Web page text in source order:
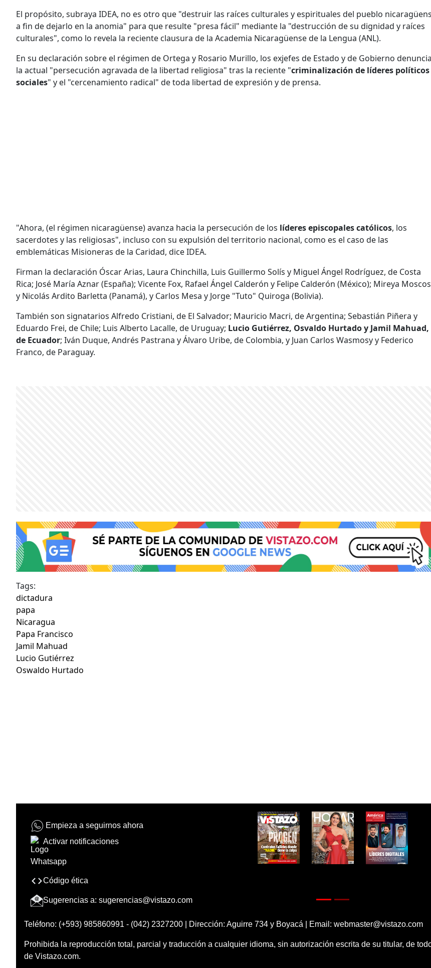
El propósito, subraya IDEA, no es otro que "destruir las raíces culturales y espirituales del pueblo
a fin de dejarlo en la anomia" para que resulte "presa fácil" mediante la "destrucción de su dignidad y raíces
culturales", como lo revela la reciente clausura de la Academia Nicaragüense de la Lengua (ANL).
En su declaración sobre el régimen de Ortega y Rosario Murillo, los exjefes de Estado y de Gobierno
la actual "persecución agravada de la libertad religiosa" tras la reciente "criminalización de líderes políticos
sociales" y el "cercenamiento radical" de toda libertad de expresión y de prensa.
"Ahora, (el régimen nicaragüense) avanza hacia la persecución de los líderes episcopales católicos, los
sacerdotes y las religiosas", incluso con su expulsión del territorio nacional, como es el caso de las
emblemáticas Misioneras de la Caridad, dice IDEA.
Firman la declaración Óscar Arias, Laura Chinchilla, Luis Guillermo Solís y Miguel Ángel Rodríguez, de Costa
Rica; José María Aznar (España); Vicente Fox, Rafael Ángel Calderón y Felipe Calderón (México); Mireya
y Nicolás Ardito Barletta (Panamá), y Carlos Mesa y Jorge "Tuto" Quiroga (Bolivia).
También son signatarios Alfredo Cristiani, de El Salvador; Mauricio Macri, de Argentina; Sebastián Piñera y
Eduardo Frei, de Chile; Luis Alberto Lacalle, de Uruguay; Lucio Gutiérrez, Osvaldo Hurtado y Jamil Mahuad,
de Ecuador; Iván Duque, Andrés Pastrana y Álvaro Uribe, de Colombia, y Juan Carlos Wasmosy y Federico
Franco, de Paraguay.
Tags:
dictadura
papa
Nicaragua
Papa Francisco
Jamil Mahuad
Lucio Gutiérrez
Oswaldo Hurtado
Empieza a seguirnos ahora
Activar notificaciones
Código ética
Sugerencias a: sugerencias@vistazo.com
Teléfono: (+593) 985860991 - (042) 2327200 | Dirección: Aguirre 734 y Boyacá | Email: webmaster@vistazo.com
Prohibida la reproducción total, parcial y traducción a cualquier idioma, sin autorización escrita de su titular, de
de Vistazo.com.